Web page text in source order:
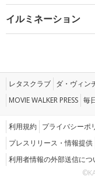
イルミネーション
レタスクラブ ダ・ヴィン
MOVIE WALKER PRESS 毎
利用規約 プライバシーポ
プレスリリース・情報提供
利用者情報の外部送信につ